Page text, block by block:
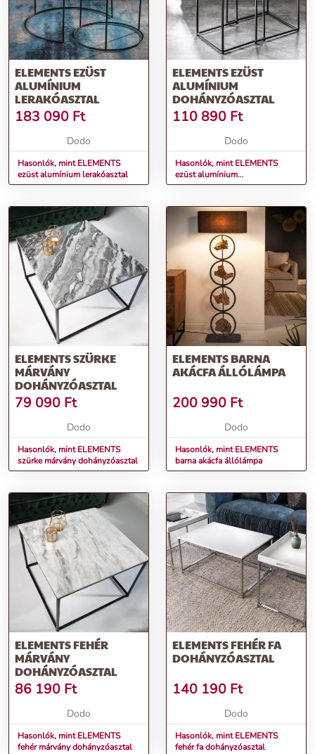
ELEMENTS EZÜST
ALUMÍNIUM
LERAKÓASZTAL
183 090 Ft
Dodo
Hasonlók, mint ELEMENTS
ezüst alumínium lerakóasztal
ELEMENTS EZÜST
ALUMÍNIUM
DOHÁNYZÓASZTAL
110 890 Ft
Dodo
Hasonlók, mint ELEMENTS
ezüst alumínium
dohányzóasztal
ELEMENTS SZÜRKE
MÁRVÁNY
DOHÁNYZÓASZTAL
79 090 Ft
Dodo
Hasonlók, mint ELEMENTS
szürke márvány dohányzóasztal
ELEMENTS BARNA
AKÁCFA ÁLLÓLÁMPA
200 990 Ft
Dodo
Hasonlók, mint ELEMENTS
barna akácfa állólámpa
ELEMENTS FEHÉR
MÁRVÁNY
DOHÁNYZÓASZTAL
86 190 Ft
Dodo
Hasonlók, mint ELEMENTS
fehér márvány dohányzóasztal
ELEMENTS FEHÉR FA
DOHÁNYZÓASZTAL
140 190 Ft
Dodo
Hasonlók, mint ELEMENTS
fehér fa dohányzóasztal